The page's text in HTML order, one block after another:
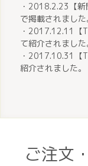
・ 2018.2.23 【
で掲載されました
・2017.12.11
て紹介されました
・2017.10.31
紹介されました。
ご注文